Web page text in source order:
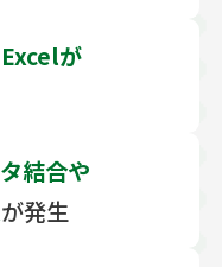
Excelが
結合や
が発生